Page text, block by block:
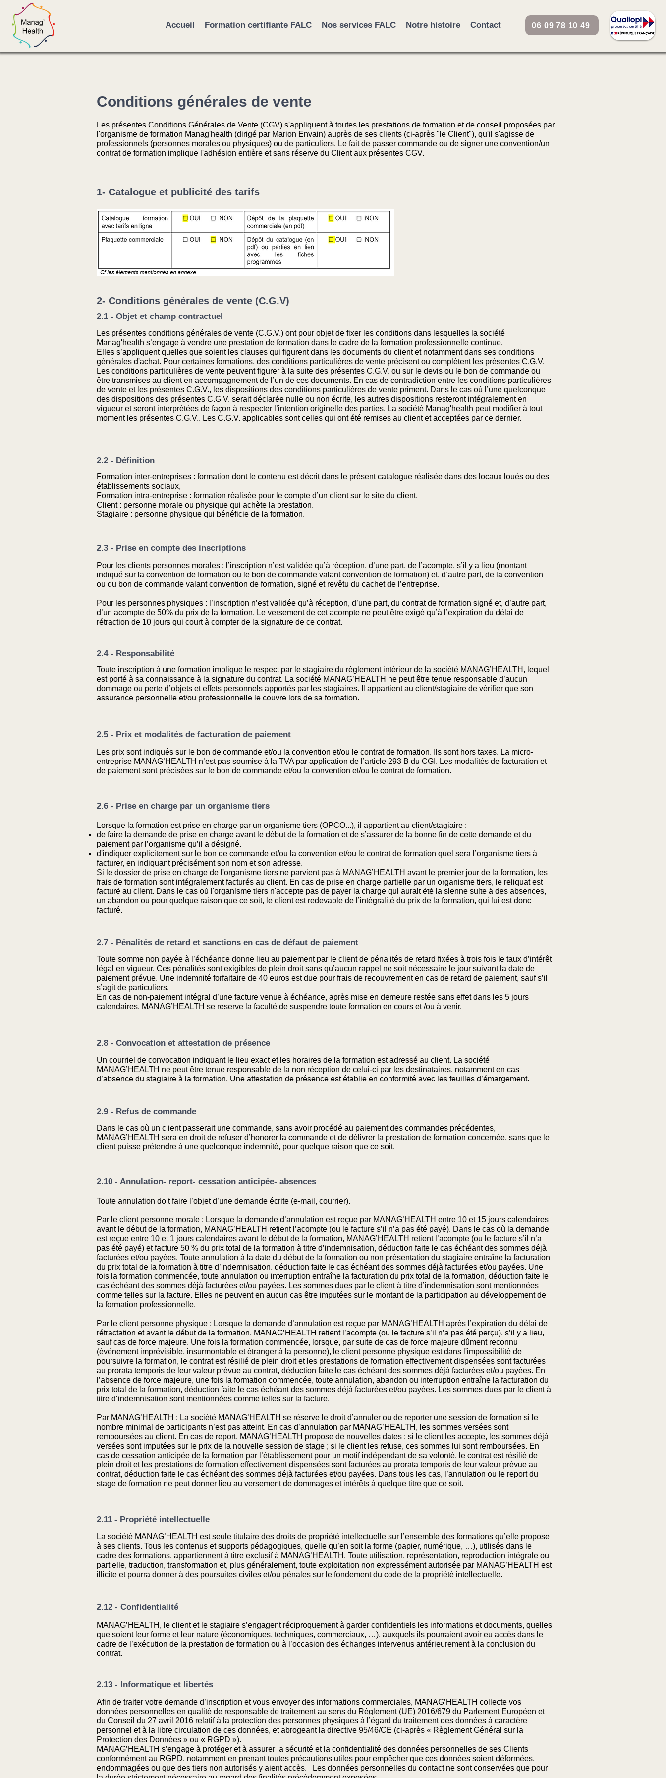
Accueil Formation certifiante FALC Nos services FALC Notre histoire Contact 06 09 78 10 49
Conditions générales de vente
Les présentes Conditions Générales de Vente (CGV) s'appliquent à toutes les prestations de formation et de conseil proposées par
l'organisme de formation Manag'health (dirigé par Marion Envain) auprès de ses clients (ci-après "le Client"), qu'il s'agisse de
professionnels (personnes morales ou physiques) ou de particuliers. Le fait de passer commande ou de signer une convention/un
contrat de formation implique l'adhésion entière et sans réserve du Client aux présentes CGV.
1- Catalogue et publicité des tarifs
2- Conditions générales de vente (C.G.V)
2.1 - Objet et champ contractuel
Les présentes conditions générales de vente (C.G.V.) ont pour objet de fixer les conditions dans lesquelles la société
Manag'health s’engage à vendre une prestation de formation dans le cadre de la formation professionnelle continue.
Elles s’appliquent quelles que soient les clauses qui figurent dans les documents du client et notamment dans ses conditions
générales d'achat. Pour certaines formations, des conditions particulières de vente précisent ou complètent les présentes C.G.V.
Les conditions particulières de vente peuvent figurer à la suite des présentes C.G.V. ou sur le devis ou le bon de commande ou
être transmises au client en accompagnement de l’un de ces documents. En cas de contradiction entre les conditions particulières
de vente et les présentes C.G.V., les dispositions des conditions particulières de vente priment. Dans le cas où l’une quelconque
des dispositions des présentes C.G.V. serait déclarée nulle ou non écrite, les autres dispositions resteront intégralement en
vigueur et seront interprétées de façon à respecter l’intention originelle des parties. La société Manag'health peut modifier à tout
moment les présentes C.G.V.. Les C.G.V. applicables sont celles qui ont été remises au client et acceptées par ce dernier.
2.2 - Définition
Formation inter-entreprises : formation dont le contenu est décrit dans le présent catalogue réalisée dans des locaux loués ou des
établissements sociaux,
Formation intra-entreprise : formation réalisée pour le compte d’un client sur le site du client,
Client : personne morale ou physique qui achète la prestation,
Stagiaire : personne physique qui bénéficie de la formation.
2.3 - Prise en compte des inscriptions
Pour les clients personnes morales : l’inscription n’est validée qu’à réception, d’une part, de l’acompte, s’il y a lieu (montant
indiqué sur la convention de formation ou le bon de commande valant convention de formation) et, d’autre part, de la convention
ou du bon de commande valant convention de formation, signé et revêtu du cachet de l’entreprise.
Pour les personnes physiques : l’inscription n’est validée qu’à réception, d’une part, du contrat de formation signé et, d’autre part,
d’un acompte de 50% du prix de la formation. Le versement de cet acompte ne peut être exigé qu’à l’expiration du délai de
rétraction de 10 jours qui court à compter de la signature de ce contrat.
2.4 - Responsabilité
Toute inscription à une formation implique le respect par le stagiaire du règlement intérieur de la société MANAG’HEALTH, lequel
est porté à sa connaissance à la signature du contrat. La société MANAG’HEALTH ne peut être tenue responsable d’aucun
dommage ou perte d’objets et effets personnels apportés par les stagiaires. Il appartient au client/stagiaire de vérifier que son
assurance personnelle et/ou professionnelle le couvre lors de sa formation.
2.5 - Prix et modalités de facturation de paiement
Les prix sont indiqués sur le bon de commande et/ou la convention et/ou le contrat de formation. Ils sont hors taxes. La micro-
entreprise MANAG’HEALTH n’est pas soumise à la TVA par application de l’article 293 B du CGI. Les modalités de facturation et
de paiement sont précisées sur le bon de commande et/ou la convention et/ou le contrat de formation.
2.6 - Prise en charge par un organisme tiers
Lorsque la formation est prise en charge par un organisme tiers (OPCO...), il appartient au client/stagiaire :
de faire la demande de prise en charge avant le début de la formation et de s’assurer de la bonne fin de cette demande et du
paiement par l’organisme qu’il a désigné.
d'indiquer explicitement sur le bon de commande et/ou la convention et/ou le contrat de formation quel sera l’organisme tiers à
facturer, en indiquant précisément son nom et son adresse.
Si le dossier de prise en charge de l'organisme tiers ne parvient pas à MANAG’HEALTH avant le premier jour de la formation, les
frais de formation sont intégralement facturés au client. En cas de prise en charge partielle par un organisme tiers, le reliquat est
facturé au client. Dans le cas où l'organisme tiers n'accepte pas de payer la charge qui aurait été la sienne suite à des absences,
un abandon ou pour quelque raison que ce soit, le client est redevable de l’intégralité du prix de la formation, qui lui est donc
facturé.
2.7 - Pénalités de retard et sanctions en cas de défaut de paiement
Toute somme non payée à l’échéance donne lieu au paiement par le client de pénalités de retard fixées à trois fois le taux d’intérêt
légal en vigueur. Ces pénalités sont exigibles de plein droit sans qu’aucun rappel ne soit nécessaire le jour suivant la date de
paiement prévue. Une indemnité forfaitaire de 40 euros est due pour frais de recouvrement en cas de retard de paiement, sauf s’il
s’agit de particuliers.
En cas de non-paiement intégral d’une facture venue à échéance, après mise en demeure restée sans effet dans les 5 jours
calendaires, MANAG’HEALTH se réserve la faculté de suspendre toute formation en cours et /ou à venir.
2.8 - Convocation et attestation de présence
Un courriel de convocation indiquant le lieu exact et les horaires de la formation est adressé au client. La société
MANAG’HEALTH ne peut être tenue responsable de la non réception de celui-ci par les destinataires, notamment en cas
d’absence du stagiaire à la formation. Une attestation de présence est établie en conformité avec les feuilles d’émargement.
2.9 - Refus de commande
Dans le cas où un client passerait une commande, sans avoir procédé au paiement des commandes précédentes,
MANAG’HEALTH sera en droit de refuser d’honorer la commande et de délivrer la prestation de formation concernée, sans que le
client puisse prétendre à une quelconque indemnité, pour quelque raison que ce soit.
2.10 - Annulation- report- cessation anticipée- absences
Toute annulation doit faire l’objet d’une demande écrite (e-mail, courrier).
Par le client personne morale : Lorsque la demande d’annulation est reçue par MANAG’HEALTH entre 10 et 15 jours calendaires
avant le début de la formation, MANAG’HEALTH retient l’acompte (ou le facture s’il n’a pas été payé). Dans le cas où la demande
est reçue entre 10 et 1 jours calendaires avant le début de la formation, MANAG’HEALTH retient l’acompte (ou le facture s’il n’a
pas été payé) et facture 50 % du prix total de la formation à titre d’indemnisation, déduction faite le cas échéant des sommes déjà
facturées et/ou payées. Toute annulation à la date du début de la formation ou non présentation du stagiaire entraîne la facturation
du prix total de la formation à titre d’indemnisation, déduction faite le cas échéant des sommes déjà facturées et/ou payées. Une
fois la formation commencée, toute annulation ou interruption entraîne la facturation du prix total de la formation, déduction faite le
cas échéant des sommes déjà facturées et/ou payées. Les sommes dues par le client à titre d’indemnisation sont mentionnées
comme telles sur la facture. Elles ne peuvent en aucun cas être imputées sur le montant de la participation au développement de
la formation professionnelle.
Par le client personne physique : Lorsque la demande d’annulation est reçue par MANAG’HEALTH après l’expiration du délai de
rétractation et avant le début de la formation, MANAG’HEALTH retient l’acompte (ou le facture s’il n’a pas été perçu), s’il y a lieu,
sauf cas de force majeure. Une fois la formation commencée, lorsque, par suite de cas de force majeure dûment reconnu
(événement imprévisible, insurmontable et étranger à la personne), le client personne physique est dans l'impossibilité de
poursuivre la formation, le contrat est résilié de plein droit et les prestations de formation effectivement dispensées sont facturées
au prorata temporis de leur valeur prévue au contrat, déduction faite le cas échéant des sommes déjà facturées et/ou payées. En
l’absence de force majeure, une fois la formation commencée, toute annulation, abandon ou interruption entraîne la facturation du
prix total de la formation, déduction faite le cas échéant des sommes déjà facturées et/ou payées. Les sommes dues par le client à
titre d’indemnisation sont mentionnées comme telles sur la facture.
Par MANAG’HEALTH : La société MANAG’HEALTH se réserve le droit d’annuler ou de reporter une session de formation si le
nombre minimal de participants n’est pas atteint. En cas d’annulation par MANAG’HEALTH, les sommes versées sont
remboursées au client. En cas de report, MANAG’HEALTH propose de nouvelles dates : si le client les accepte, les sommes déjà
versées sont imputées sur le prix de la nouvelle session de stage ; si le client les refuse, ces sommes lui sont remboursées. En
cas de cessation anticipée de la formation par l’établissement pour un motif indépendant de sa volonté, le contrat est résilié de
plein droit et les prestations de formation effectivement dispensées sont facturées au prorata temporis de leur valeur prévue au
contrat, déduction faite le cas échéant des sommes déjà facturées et/ou payées. Dans tous les cas, l’annulation ou le report du
stage de formation ne peut donner lieu au versement de dommages et intérêts à quelque titre que ce soit.
2.11 - Propriété intellectuelle
La société MANAG’HEALTH est seule titulaire des droits de propriété intellectuelle sur l’ensemble des formations qu’elle propose
à ses clients. Tous les contenus et supports pédagogiques, quelle qu’en soit la forme (papier, numérique, …), utilisés dans le
cadre des formations, appartiennent à titre exclusif à MANAG’HEALTH. Toute utilisation, représentation, reproduction intégrale ou
partielle, traduction, transformation et, plus généralement, toute exploitation non expressément autorisée par MANAG’HEALTH est
illicite et pourra donner à des poursuites civiles et/ou pénales sur le fondement du code de la propriété intellectuelle.
2.12 - Confidentialité
MANAG’HEALTH, le client et le stagiaire s’engagent réciproquement à garder confidentiels les informations et documents, quelles
que soient leur forme et leur nature (économiques, techniques, commerciaux, …), auxquels ils pourraient avoir eu accès dans le
cadre de l’exécution de la prestation de formation ou à l’occasion des échanges intervenus antérieurement à la conclusion du
contrat.
2.13 - Informatique et libertés
Afin de traiter votre demande d’inscription et vous envoyer des informations commerciales, MANAG’HEALTH collecte vos
données personnelles en qualité de responsable de traitement au sens du Règlement (UE) 2016/679 du Parlement Européen et
du Conseil du 27 avril 2016 relatif à la protection des personnes physiques à l’égard du traitement des données à caractère
personnel et à la libre circulation de ces données, et abrogeant la directive 95/46/CE (ci-après « Règlement Général sur la
Protection des Données » ou « RGPD »).
MANAG’HEALTH s’engage à protéger et à assurer la sécurité et la confidentialité des données personnelles de ses Clients
conformément au RGPD, notamment en prenant toutes précautions utiles pour empêcher que ces données soient déformées,
endommagées ou que des tiers non autorisés y aient accès. Les données personnelles du contact ne sont conservées que pour